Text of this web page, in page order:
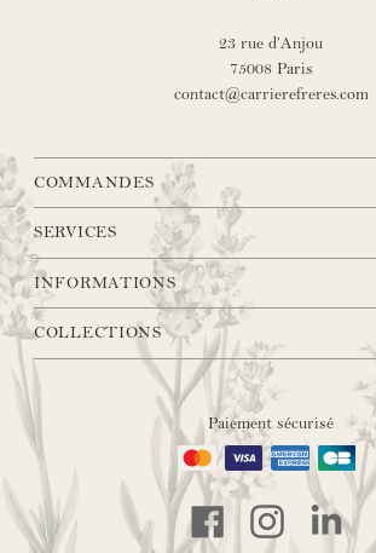
23 rue d’Anjou
75008 Paris
contact@carrierefreres.com
COMMANDES
SERVICES
INFORMATIONS
COLLECTIONS
Paiement sécurisé
FacebookInstagram